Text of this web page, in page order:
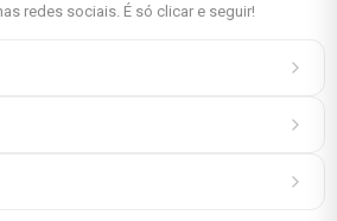
redes sociais. É só clicar e seguir!